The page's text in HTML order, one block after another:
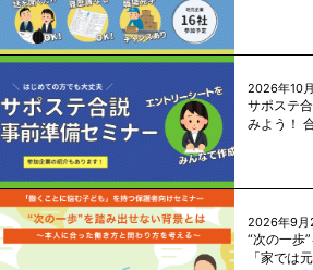
2026年10
サポステ
みよう！
2026年9月
“次の一歩
「家では